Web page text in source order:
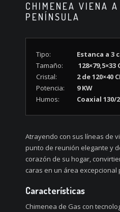
CHIMENEA VIENA
PENÍNSULA
Tipo:
Estanca a 3
Tamaño:
128×79,5×33
Cristal:
2 de 120×40
Potencia:
9 KW
Humos:
Coaxial 130/
Atrayendo con sus líneas de
punto de reunión elegante y
corazón de su hogar,
caras en un área
Características
Chimenea de Gas con